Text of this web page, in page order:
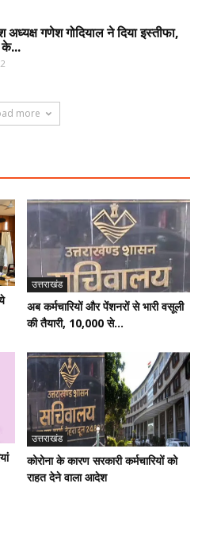
गणेश गोदियाल ने दिया इस्तीफा,
के...
more
उत्तराखंड
अब कर्मचारियों और पेंशनरों से भारी वसूली
की तैयारी, 10,000 से...
उत्तराखंड
कोरोना के कारण सरकारी कर्मचारियों को
राहत देने वाला आदेश